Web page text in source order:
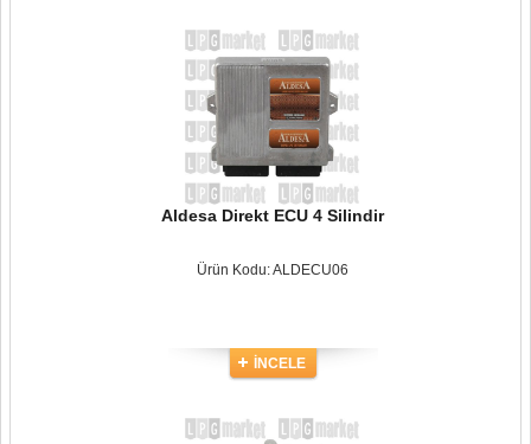
Aldesa Direkt ECU 4 Silindir
Ürün Kodu: ALDECU06
İNCELE